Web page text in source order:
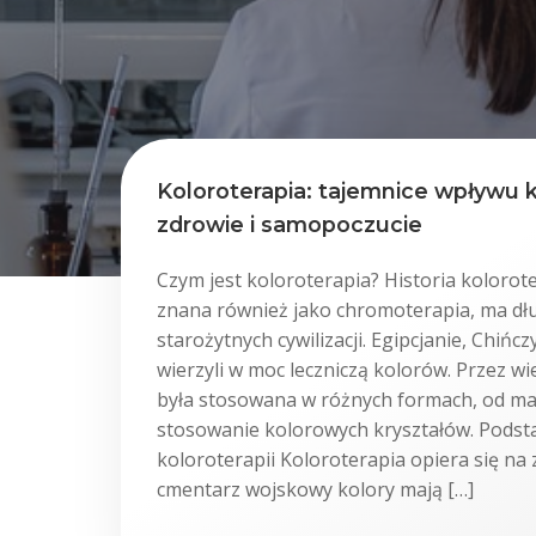
Koloroterapia: tajemnice wpływu
zdrowie i samopoczucie
Czym jest koloroterapia? Historia
znana również jako chromoterapia, ma
starożytnych cywilizacji. Egipcjanie,
wierzyli w moc leczniczą kolorów. Przez
była stosowana w różnych formach, od
stosowanie kolorowych kryształów.
koloroterapii Koloroterapia opiera się na
cmentarz wojskowy kolory mają […]